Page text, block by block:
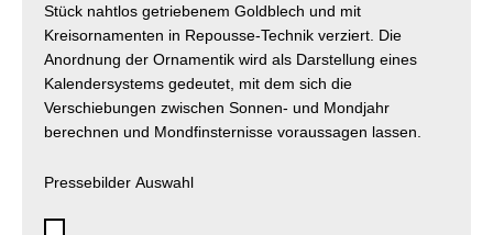
Stück nahtlos getriebenem Goldblech und mit
Kreisornamenten in Repousse-Technik verziert. Die
Anordnung der Ornamentik wird als Darstellung eines
Kalendersystems gedeutet, mit dem sich die
Verschiebungen zwischen Sonnen- und Mondjahr
berechnen und Mondfinsternisse voraussagen lassen.
Pressebilder Auswahl